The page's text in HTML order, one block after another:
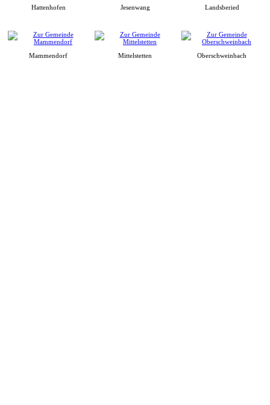
Hattenhofen Jesenwang Landsberied
Mammendorf Mittelstetten Oberschweinbach